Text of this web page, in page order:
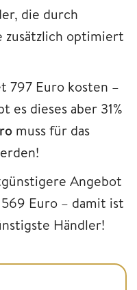
die durch
zusätzlich optimiert
797 Euro kosten –
es dieses aber 31%
muss für das
Angebot
Euro – damit ist
Händler!